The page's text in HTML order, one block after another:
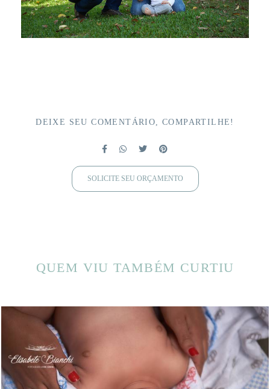
DEIXE SEU COMENTÁRIO, COMPARTILHE!
SOLICITE SEU ORÇAMENTO
QUEM VIU TAMBÉM CURTIU